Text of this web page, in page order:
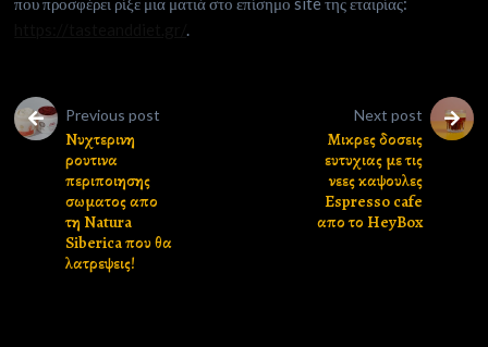
https://tasteanddiet.gr/.
Previous post
Nυχτερινη
ρουτινα
περιποιησης
σωματος απο
τη Natura
Siberica που θα
λατρεψεις!
Next post
Μικρες δοσεις
ευτυχιας με τις
νεες καψουλες
Espresso cafe
απο το HeyBox